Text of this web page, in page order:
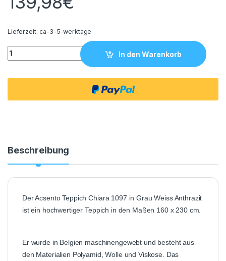
Lieferzeit:ca-3-5-werktage
Teppich Acsento CHIARA Beige Grey 160x230 quantity
In den Warenkorb
Beschreibung
Der Acsento Teppich Chiara 1097 in Grau Weiss Anthrazit
ist ein hochwertiger Teppich in den Maßen 160 x 230 cm.
Er wurde in Belgien maschinengewebt und besteht aus
den Materialien Polyamid, Wolle und Viskose. Das